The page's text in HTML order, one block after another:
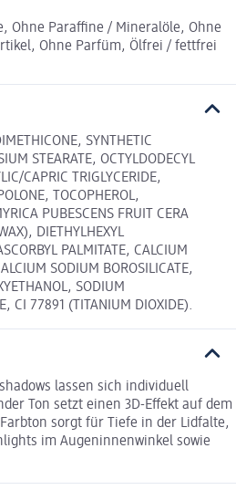
Ohne Paraffine / Mineralöle, Ohne
Ohne Parfüm, Ölfrei / fettfrei
SYNTHETIC
STEARATE, OCTYLDODECYL
CAPRIC TRIGLYCERIDE,
TOCOPHEROL,
PUBESCENS FRUIT CERA
DIETHYLHEXYL
PALMITATE, CALCIUM
SODIUM BOROSILICATE,
SODIUM
CI 77891 (TITANIUM DIOXIDE).
lassen sich individuell
Ton setzt einen 3D-Effekt auf dem
sorgt für Tiefe in der Lidfalte,
im Augeninnenwinkel sowie